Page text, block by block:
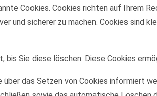
Cookies. Cookies richten auf Ihrem
und sicherer zu machen. Cookies sind
Sie diese löschen. Diese Cookies
das Setzen von Cookies informiert